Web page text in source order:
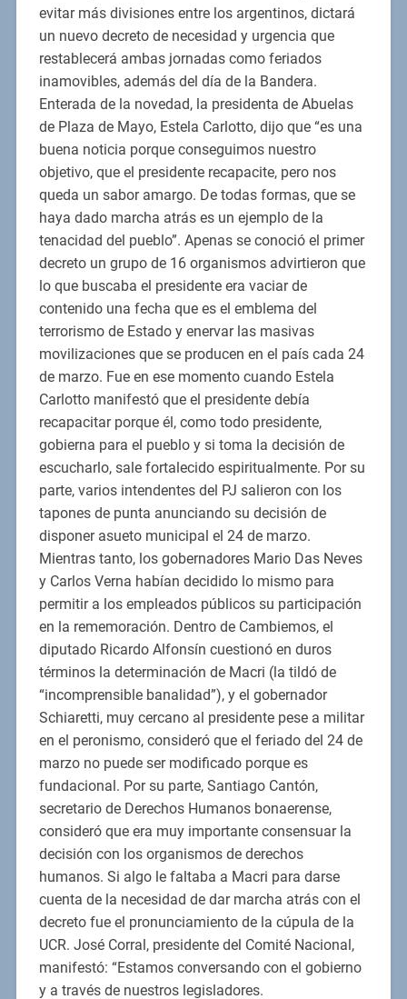
evitar más divisiones entre los argentinos, dictará
un nuevo decreto de necesidad y urgencia que
restablecerá ambas jornadas como feriados
inamovibles, además del día de la Bandera.
Enterada de la novedad, la presidenta de Abuelas
de Plaza de Mayo, Estela Carlotto, dijo que “es una
buena noticia porque conseguimos nuestro
objetivo, que el presidente recapacite, pero nos
queda un sabor amargo. De todas formas, que se
haya dado marcha atrás es un ejemplo de la
tenacidad del pueblo”. Apenas se conoció el primer
decreto un grupo de 16 organismos advirtieron que
lo que buscaba el presidente era vaciar de
contenido una fecha que es el emblema del
terrorismo de Estado y enervar las masivas
movilizaciones que se producen en el país cada 24
de marzo. Fue en ese momento cuando Estela
Carlotto manifestó que el presidente debía
recapacitar porque él, como todo presidente,
gobierna para el pueblo y si toma la decisión de
escucharlo, sale fortalecido espiritualmente. Por su
parte, varios intendentes del PJ salieron con los
tapones de punta anunciando su decisión de
disponer asueto municipal el 24 de marzo.
Mientras tanto, los gobernadores Mario Das Neves
y Carlos Verna habían decidido lo mismo para
permitir a los empleados públicos su participación
en la rememoración. Dentro de Cambiemos, el
diputado Ricardo Alfonsín cuestionó en duros
términos la determinación de Macri (la tildó de
“incomprensible banalidad”), y el gobernador
Schiaretti, muy cercano al presidente pese a militar
en el peronismo, consideró que el feriado del 24 de
marzo no puede ser modificado porque es
fundacional. Por su parte, Santiago Cantón,
secretario de Derechos Humanos bonaerense,
consideró que era muy importante consensuar la
decisión con los organismos de derechos
humanos. Si algo le faltaba a Macri para darse
cuenta de la necesidad de dar marcha atrás con el
decreto fue el pronunciamiento de la cúpula de la
UCR. José Corral, presidente del Comité Nacional,
manifestó: “Estamos conversando con el gobierno
y a través de nuestros legisladores.